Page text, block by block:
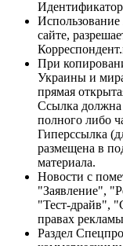
сайте,
При
Украины и
прямая
Ссылка должна
полного либо
Гиперссылка
размещена в
материала.
Новости с
"Заявление",
"Тест-драйв",
правах
Раздел